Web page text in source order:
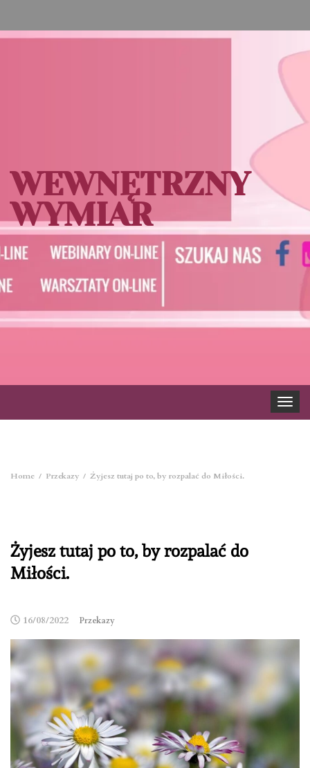
WEWNĘTRZNY
WYMIAR
Toggle
Home Przekazy Żyjesz tutaj po to, by rozpalać do Miłości.
Żyjesz tutaj po to, by rozpalać do
Miłości.
16/08/2022 Przekazy